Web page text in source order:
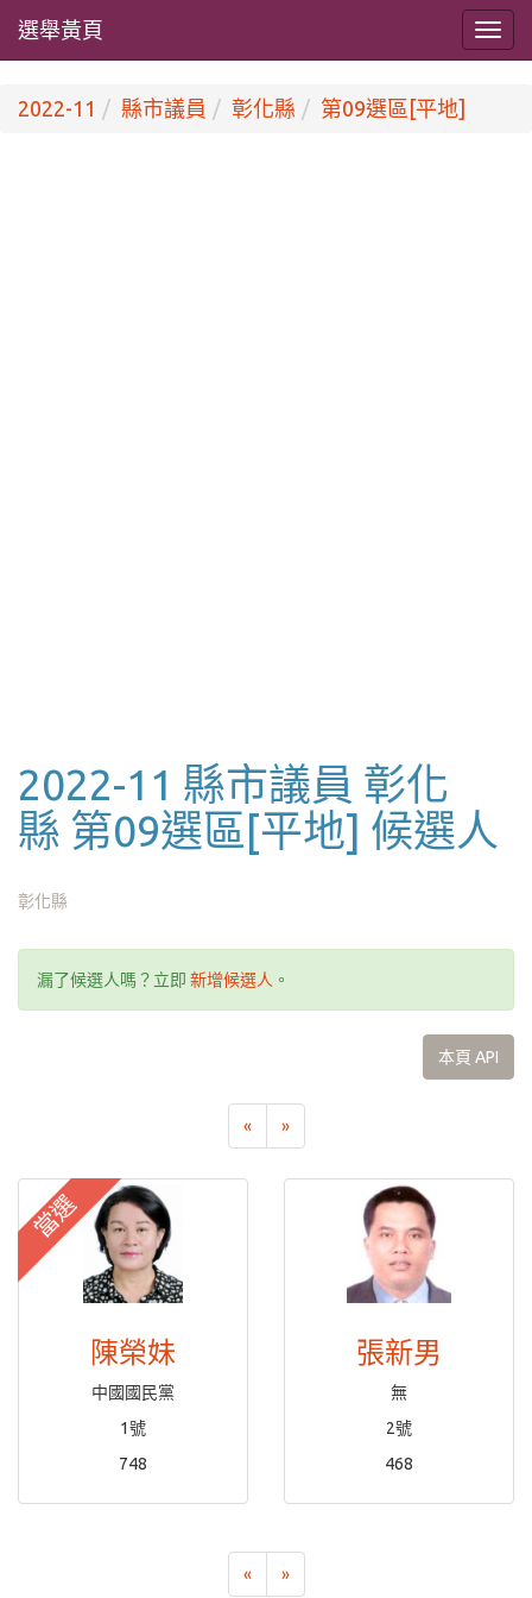
選舉黃頁
2022-11 縣市議員 彰化縣 第09選區[平地]
2022-11 縣市議員 彰化
縣 第09選區[平地] 候選人
彰化縣
漏了候選人嗎？立即 新增候選人 。
本頁 API
« »
當選
陳榮妹
中國國民黨
1號
748
張新男
無
2號
468
« »